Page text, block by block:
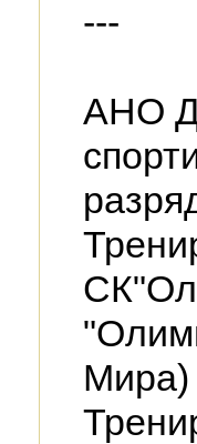
---
АНО
Мира)